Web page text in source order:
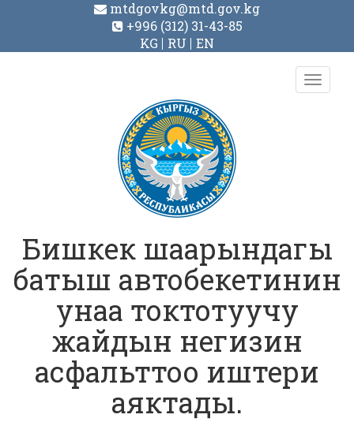
mtdgovkg@mtd.gov.kg
+996 (312) 31-43-85
KG
RU EN
Toggle
Бишкек шаарындагы
батыш автобекетинин
унаа токтотуучу
жайдын негизин
асфальттоо иштери
аяктады.